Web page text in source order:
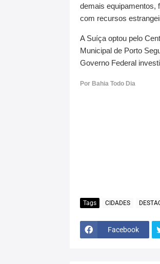
demais equipamentos,
com recursos
A Suíça optou pelo
Municipal de Porto
Governo Federal
Por Bahia Todo Dia
Tags CIDADES
Facebook